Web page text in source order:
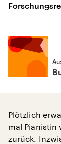
Plötzlich
mal Pianistin
zurück.